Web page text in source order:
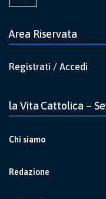
Area Riservata
Registrati / Accedi
la Vita Cattolica –
Chi siamo
Redazione